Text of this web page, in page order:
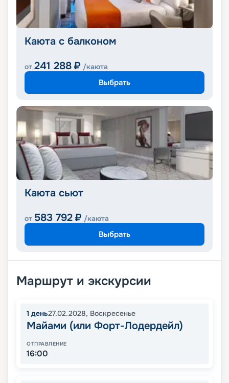
Каюта с балконом
от 241 288 ₽ /каюта
Выбрать
Каюта сьют
от 583 792 ₽ /каюта
Выбрать
Маршрут и экскурсии
1 день27.02.2028, Воскресенье
Майами (или Форт-Лодердейл)
ОТПРАВЛЕНИЕ
16:00